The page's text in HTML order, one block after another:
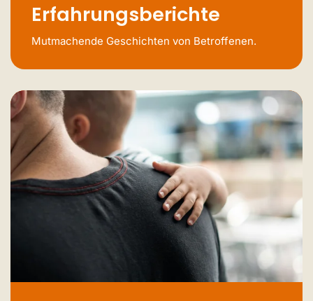
Erfahrungsberichte
Mutmachende Geschichten von Betroffenen.